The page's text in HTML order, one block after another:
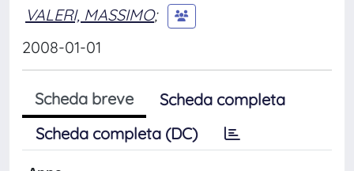
VALERI, MASSIMO;
2008-01-01
Scheda breve
Scheda completa
Scheda completa (DC)